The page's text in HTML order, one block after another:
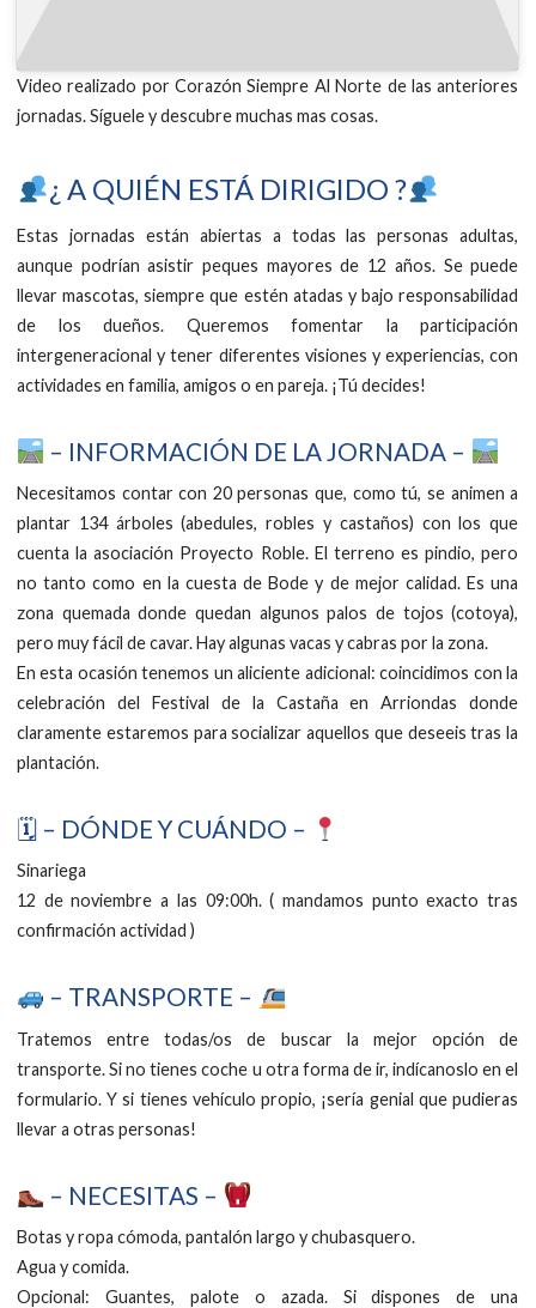
Video realizado por Corazón Siempre Al Norte de las anteriores
jornadas. Síguele y descubre muchas mas cosas.
​¿ A QUIÉN ESTÁ DIRIGIDO ?
Estas jornadas están abiertas a todas las personas adultas,
aunque podrían asistir peques mayores de 12 años. Se puede
llevar mascotas, siempre que estén atadas y bajo responsabilidad
de los dueños. Queremos fomentar la participación
intergeneracional y tener diferentes visiones y experiencias, con
actividades en familia, amigos o en pareja. ¡Tú decides!
– INFORMACIÓN DE LA JORNADA –
Necesitamos contar con 20 personas que, como tú, se animen a
plantar 134 árboles (abedules, robles y castaños) con los que
cuenta la asociación Proyecto Roble. El terreno es pindio, pero
no tanto como en la cuesta de Bode y de mejor calidad. Es una
zona quemada donde quedan algunos palos de tojos (cotoya),
pero muy fácil de cavar. Hay algunas vacas y cabras por la zona.
En esta ocasión tenemos un aliciente adicional: coincidimos con la
celebración del Festival de la Castaña en Arriondas donde
claramente estaremos para socializar aquellos que deseeis tras la
plantación.
🗓 – DÓNDE Y CUÁNDO –
Sinariega
12 de noviembre a las 09:00h. ( mandamos punto exacto tras
confirmación actividad )
– TRANSPORTE –
Tratemos entre todas/os de buscar la mejor opción de
transporte. Si no tienes coche u otra forma de ir, indícanoslo en el
formulario. Y si tienes vehículo propio, ¡sería genial que pudieras
llevar a otras personas!
– NECESITAS –
Botas y ropa cómoda, pantalón largo y chubasquero.
Agua y comida.
Opcional: Guantes, palote o azada. Si dispones de una